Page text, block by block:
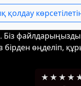
қолдау
Біз
бірден өңделіп,
★ ★ ★ ★